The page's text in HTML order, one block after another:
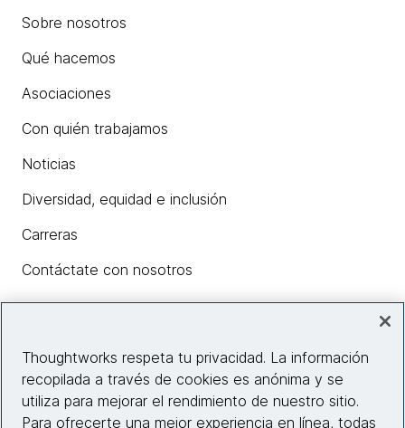
Sobre nosotros
Qué hacemos
Asociaciones
Con quién trabajamos
Noticias
Diversidad, equidad e inclusión
Carreras
Contáctate con nosotros
Información del sitio web
Thoughtworks respeta tu privacidad. La información
recopilada a través de cookies es anónima y se
utiliza para mejorar el rendimiento de nuestro sitio.
Para ofrecerte una mejor experiencia en línea, todas